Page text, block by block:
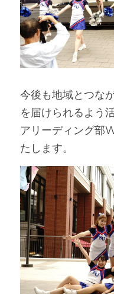
今後も地域とつな
を届けられるよう
アリーディング部
たします。